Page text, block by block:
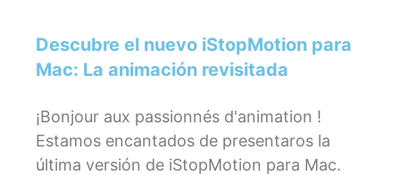
Descubre el nuevo iStopMotion para
Mac: La animación revisitada
¡Bonjour aux passionnés d'animation !
Estamos encantados de presentaros la
última versión de iStopMotion para Mac.